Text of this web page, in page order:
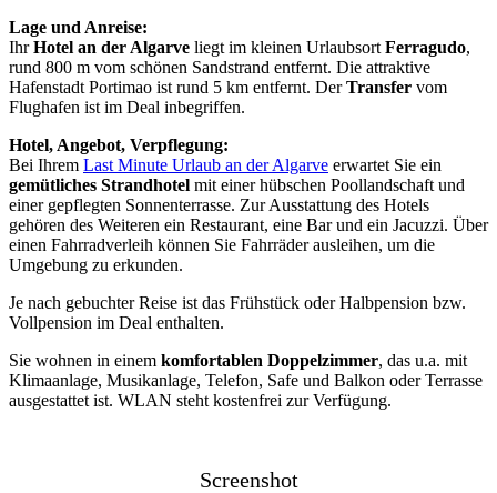
Lage und Anreise:
IhrHotel an der Algarve liegt im kleinen Urlaubsort Ferragudo,
rund 800 m vom schönen Sandstrand entfernt. Die attraktive
Hafenstadt Portimao ist rund 5 km entfernt. DerTransfer vom
Flughafen ist im Deal inbegriffen.
Hotel, Angebot, Verpflegung:
Bei Ihrem Last Minute Urlaub an der Algarve erwartet Sie ein
gemütliches Strandhotel mit einer hübschen Poollandschaft und
einer gepflegten Sonnenterrasse. Zur Ausstattung des Hotels
gehören des Weiteren ein Restaurant, eine Bar und ein Jacuzzi. Über
einen Fahrradverleih können Sie Fahrräder ausleihen, um die
Umgebung zu erkunden.
Je nach gebuchter Reise ist das Frühstück oder Halbpension bzw.
Vollpension im Deal enthalten.
Sie wohnen in einem komfortablen Doppelzimmer, das u.a. mit
Klimaanlage, Musikanlage, Telefon, Safe und Balkon oder Terrasse
ausgestattet ist. WLAN steht kostenfrei zur Verfügung.
Screenshot